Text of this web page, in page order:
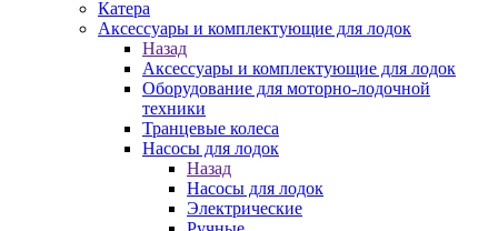
Катера
Аксессуары и комплектующие для лодок
Назад
Аксессуары и комплектующие для лодок
Оборудование для моторно-лодочной
техники
Транцевые колеса
Насосы для лодок
Назад
Насосы для лодок
Электрические